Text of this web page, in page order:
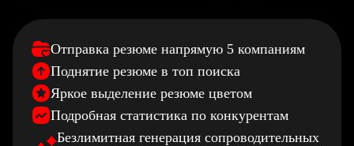
Отправка резюме напрямую 5 компаниям
Поднятие резюме в топ поиска
Яркое выделение резюме цветом
Подробная статистика по конкурентам
Безлимитная генерация сопроводительных